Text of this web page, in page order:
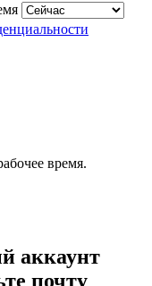
время.
аккаунт
почту